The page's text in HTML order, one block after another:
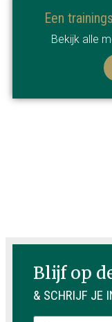
Een
Bekijk alle
Blijf op
& SCHRIJF JE